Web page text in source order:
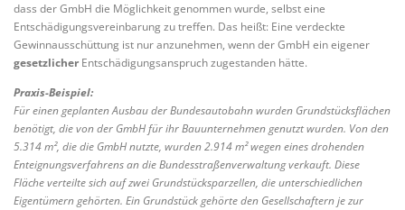
dass der GmbH die Möglichkeit genommen wurde, selbst eine
Entschädigungsvereinbarung zu treffen. Das heißt: Eine verdeckte
Gewinnausschüttung ist nur anzunehmen, wenn der GmbH ein eigener
gesetzlicher Entschädigungsanspruch zugestanden hätte.
Praxis-Beispiel:
Für einen geplanten Ausbau der Bundesautobahn wurden Grundstücksflächen
benötigt, die von der GmbH für ihr Bauunternehmen genutzt wurden. Von den
5.314 m², die die GmbH nutzte, wurden 2.914 m² wegen eines drohenden
Enteignungsverfahrens an die Bundesstraßenverwaltung verkauft. Diese
Fläche verteilte sich auf zwei Grundstücksparzellen, die unterschiedlichen
Eigentümern gehörten. Ein Grundstück gehörte den Gesellschaftern je zur